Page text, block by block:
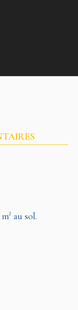
au sol.